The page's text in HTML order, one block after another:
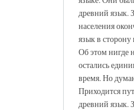
древний язык.
населения
язык в сторону
Об этом нигде
остались
время. Но
Приходится
древний язык.